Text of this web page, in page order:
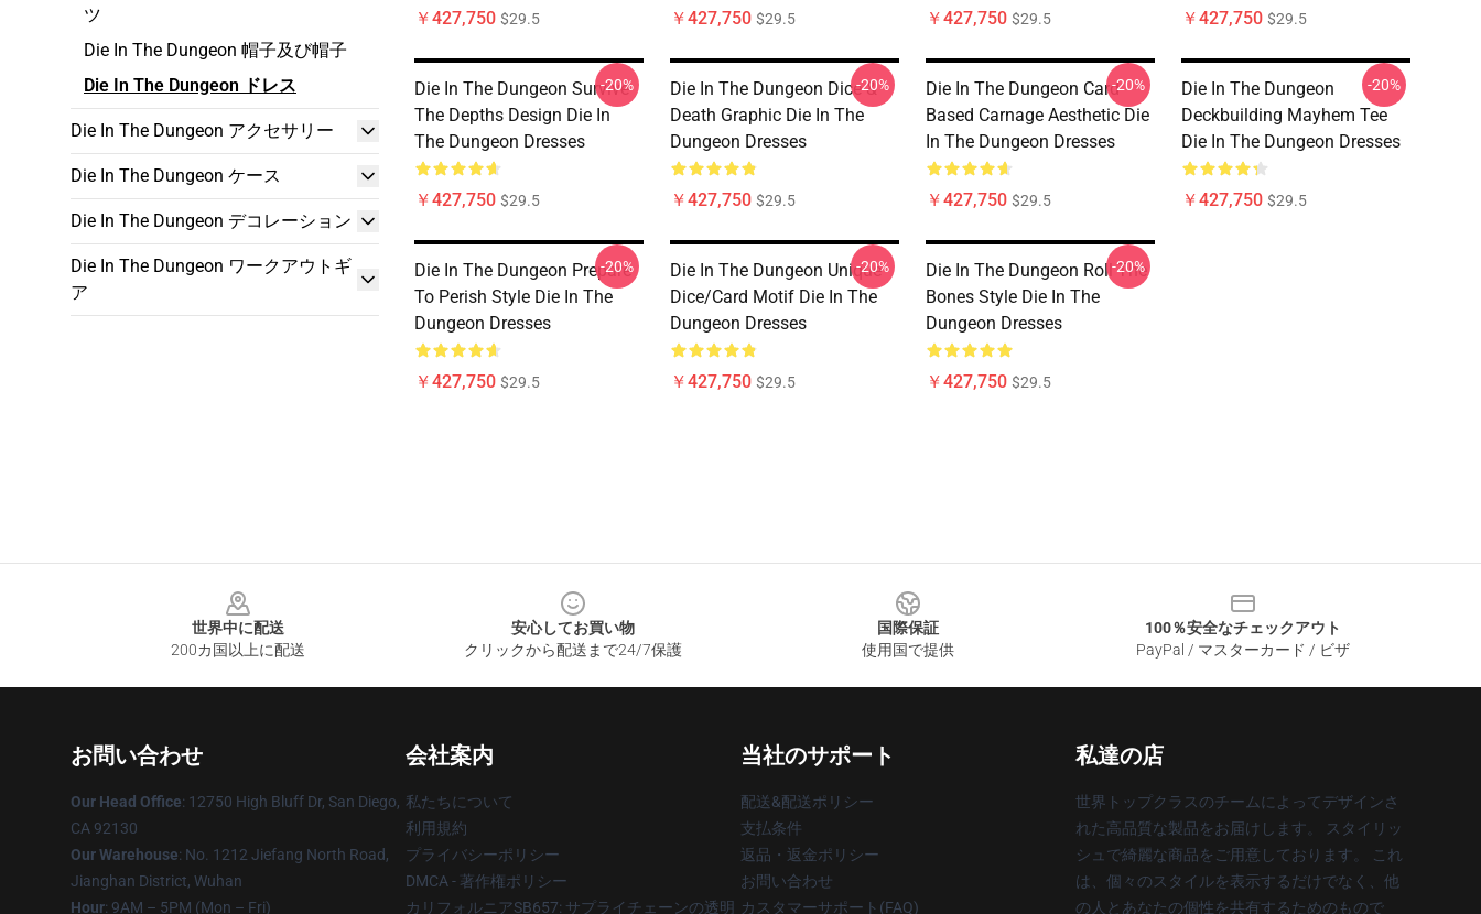
ツ
Die In The Dungeon 帽子及び帽子
Die In The Dungeon ドレス
Die In The Dungeon アクセサリー
Die In The Dungeon ケース
Die In The Dungeon デコレーション
Die In The Dungeon ワークアウトギ
ア
￥427,750 $29.5 ￥427,750 $29.5 ￥427,750 $29.5 ￥427,750 $29.5
Die In The Dungeon Survive
The Depths Design Die In
The Dungeon Dresses
￥427,750 $29.5
-20%
Die In The Dungeon Dice &
Death Graphic Die In The
Dungeon Dresses
￥427,750 $29.5
-20%
Die In The Dungeon Card-
Based Carnage Aesthetic Die
In The Dungeon Dresses
￥427,750 $29.5
-20%
Die In The Dungeon
Deckbuilding Mayhem Tee
Die In The Dungeon Dresses
￥427,750 $29.5
-20%
Die In The Dungeon Prepare
To Perish Style Die In The
Dungeon Dresses
￥427,750 $29.5
-20%
Die In The Dungeon Unique
Dice/Card Motif Die In The
Dungeon Dresses
￥427,750 $29.5
-20%
Die In The Dungeon Roll The
Bones Style Die In The
Dungeon Dresses
￥427,750 $29.5
-20%
世界中に配送
200カ国以上に配送
安心してお買い物
クリックから配送まで24/7保護
国際保証
使用国で提供
100％安全なチェックアウト
PayPal / マスターカード / ビザ
お問い合わせ
Our Head Office: 12750 High Bluff Dr, San Diego,
CA 92130
Our Warehouse: No. 1212 Jiefang North Road,
Jianghan District, Wuhan
Hour: 9AM – 5PM (Mon – Fri)
会社案内
私たちについて
利用規約
プライバシーポリシー
DMCA - 著作権ポリシー
カリフォルニアSB657: サプライチェーンの透明
当社のサポート
配送&配送ポリシー
支払条件
返品・返金ポリシー
お問い合わせ
カスタマーサポート(FAQ)
私達の店
世界トップクラスのチームによってデザインさ
れた高品質な製品をお届けします。 スタイリッ
シュで綺麗な商品をご用意しております。 これ
は、個々のスタイルを表示するだけでなく、他
の人とあなたの個性を共有するためのもので